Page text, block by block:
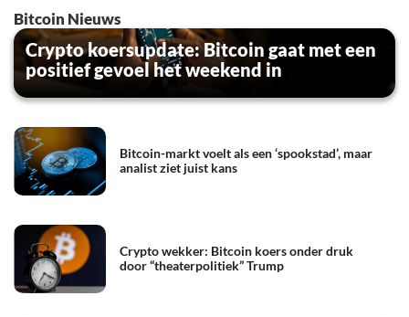
Bitcoin Nieuws
Crypto koersupdate: Bitcoin gaat met een
positief gevoel het weekend in
Bitcoin-markt voelt als een ‘spookstad’, maar
analist ziet juist kans
Crypto wekker: Bitcoin koers onder druk
door “theaterpolitiek” Trump